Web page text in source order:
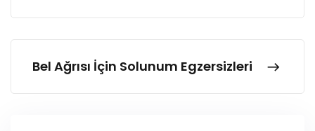
Bel Ağrısı İçin Solunum Egzersizleri​